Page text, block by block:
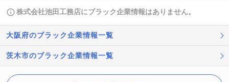
株式会社池田工務店にブラック企業情報はありません。
大阪府のブラック企業情報一覧
茨木市のブラック企業情報一覧